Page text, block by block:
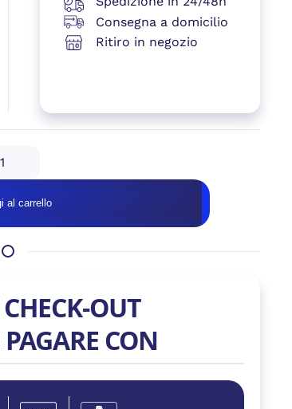
Consegna a domicilio
Ritiro in negozio
al carrello
OUT
CON